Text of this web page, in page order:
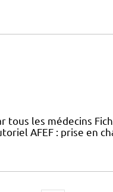
les médecins
AFEF : prise en